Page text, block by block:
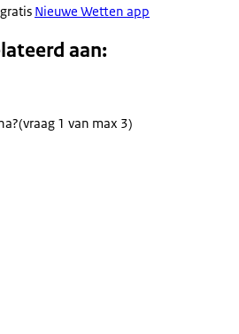
Nieuwe Wetten app
aan:
(vraag 1 van max 3)